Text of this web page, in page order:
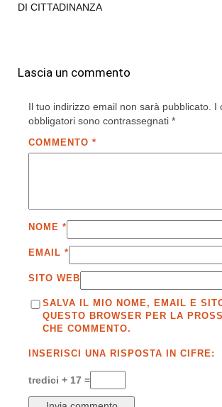
DI CITTADINANZA
Lascia un commento
Il tuo indirizzo email non sarà pubblicato. I
obbligatori sono contrassegnati *
COMMENTO *
NOME *
EMAIL *
SITO WEB
SALVA IL MIO NOME, EMAIL E
QUESTO BROWSER PER LA
CHE COMMENTO.
INSERISCI UNA RISPOSTA IN CIFRE:
tredici + 17 =